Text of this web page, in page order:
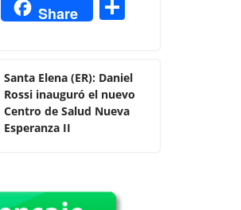
h
s
A
p
Share
p
ar
Santa Elena (ER): Daniel
Rossi inauguró el nuevo
Centro de Salud Nueva
Esperanza II